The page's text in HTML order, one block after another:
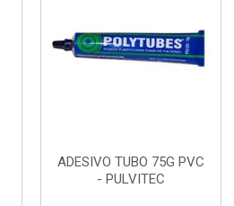
ADESIVO TUBO 75G PVC
- PULVITEC